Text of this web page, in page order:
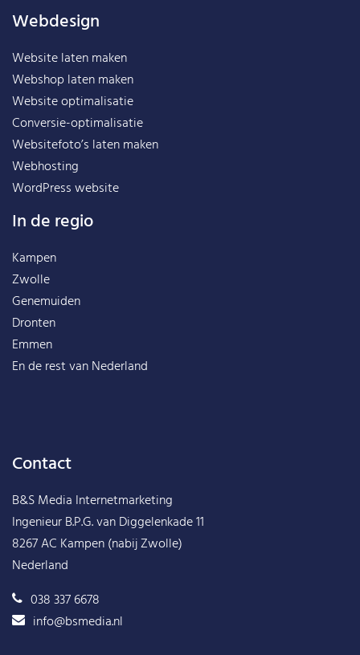
Webdesign
Website laten maken
Webshop laten maken
Website optimalisatie
Conversie-optimalisatie
Websitefoto’s laten maken
Webhosting
WordPress website
In de regio
Kampen
Zwolle
Genemuiden
Dronten
Emmen
En de rest vanNederland
Contact
B&S Media Internetmarketing
Ingenieur B.P.G. van Diggelenkade 11
8267 AC Kampen (nabij Zwolle)
Nederland
038 337 6678
info@bsmedia.nl